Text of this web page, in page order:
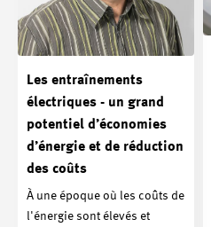
Les entraînements
électriques - un grand
potentiel d’économies
d’énergie et de réduction
des coûts
À une époque où les coûts de
l'énergie sont élevés et